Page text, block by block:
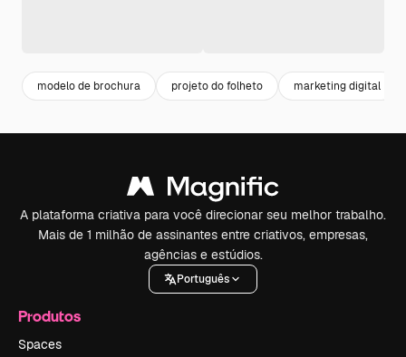
modelo de brochura projeto do folheto marketing digital
A plataforma criativa para você direcionar seu melhor trabalho.
Mais de 1 milhão de assinantes entre criativos, empresas,
agências e estúdios.
Português
Produtos
Spaces